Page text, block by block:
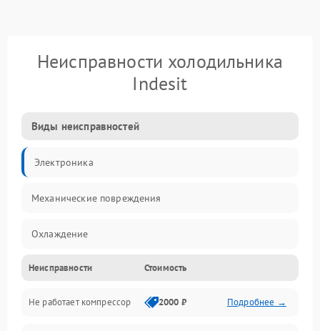
Неисправности холодильника
Indesit
Виды неисправностей
Электроника
Механические повреждения
Охлаждение
Механика
Электропитание
Неисправности Стоимость
Не работает компрессор 2000 ₽ Подробнее →